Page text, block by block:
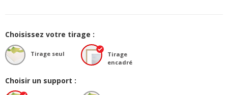
Choisissez votre tirage :
Tirage seul
Tirage
encadré
Choisir un support :